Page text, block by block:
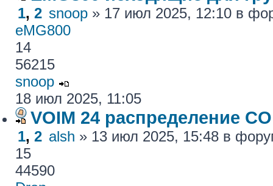
1, 2 snoop » 17 июл 2025, 12:10 в
eMG800
14
56215
snoop
18 июл 2025, 11:05
VOIM 24 распределение CO
1, 2 alsh » 13 июл 2025, 15:48 в
15
44590